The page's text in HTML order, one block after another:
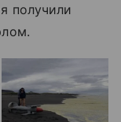
получили